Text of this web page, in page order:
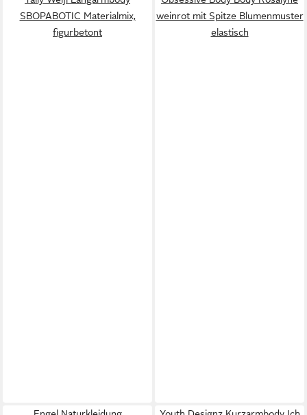
SBOPABOTIC Materialmix,
figurbetont
weinrot mit Spitze Blumenmuster
elastisch